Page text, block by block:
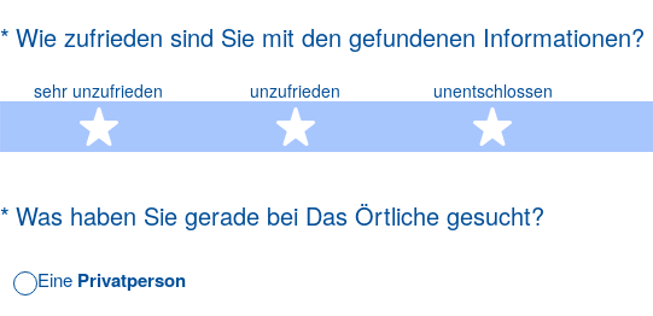
* Wie zufrieden sind Sie mit den gefundenen Informationen?
(Erforderlich.)
sehr unzufrieden
1 Stern
unzufrieden
2 Sterne
unentschlossen
3 Sterne
* Was haben Sie gerade bei Das Örtliche gesucht?
(Erforderlich.)
Eine Privatperson